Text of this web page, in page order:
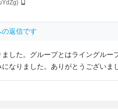
返信です
した。グループとはライングルー
なりました。ありがとうございま